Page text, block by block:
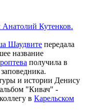
Шаудвите передала
название
получила в
и истории Денису
"Кивач" -
в Карельском